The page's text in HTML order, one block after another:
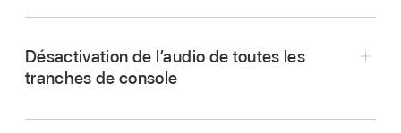
horizontalement.
toutes les tranches de console ainsi
Désactivation de l’audio de toutes les
tranches de console